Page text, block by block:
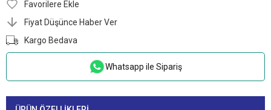
Favorilere Ekle
Fiyat Düşünce Haber Ver
Kargo Bedava
Whatsapp ile Sipariş